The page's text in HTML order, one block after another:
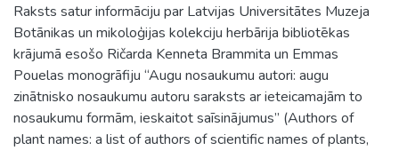
Raksts satur informāciju par Latvijas Universitātes Muzeja
Botānikas un mikoloģijas kolekciju herbārija bibliotēkas
krājumā esošo Ričarda Kenneta Brammita un Emmas
Pouelas monogrāfiju “Augu nosaukumu autori: augu
zinātnisko nosaukumu autoru saraksts ar ieteicamajām to
nosaukumu formām, ieskaitot saīsinājumus” (Authors of
plant names: a list of authors of scientific names of plants,